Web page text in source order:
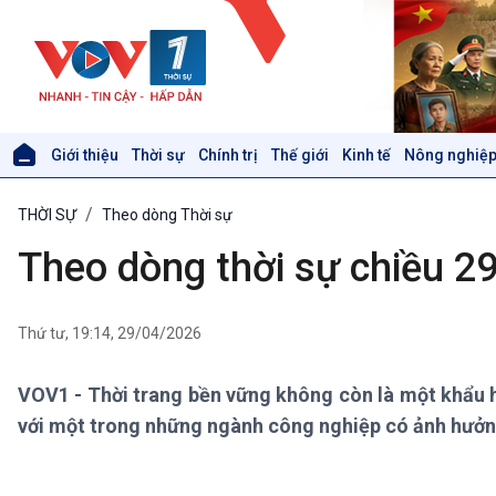
Giới thiệu Thời sự Chính trị Thế giới Kinh tế Nông
Thời sự 18h
THỜI SỰ Theo dòng Thời sự
Theo dòng thời sự chiều
Thứ tư, 19:14, 29/04/2026
VOV1 - Thời trang bền vững không còn là một
với một trong những ngành công nghiệp có ảnh